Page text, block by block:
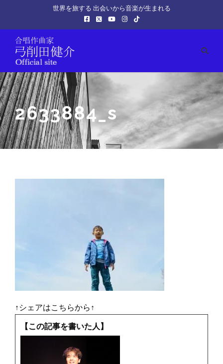
世界を旅する 出会いから音楽が生まれる
2633884_s
↑シェアはこちらから↑
【この記事を書いた人】